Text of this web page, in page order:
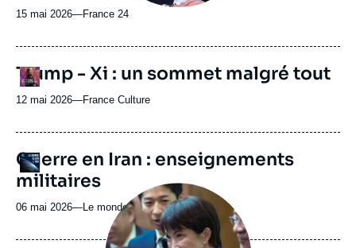
15 mai 2026—Nom
journal,
ou
émission
France 24
Logo
URL
de
Spotify
Trump - Xi : un sommet malgré tout
12 mai 2026—Nom
journal,
ou
émission
France Culture
Logo
URL
de
Spotify
Guerre en Iran : enseignements
militaires
06 mai 2026—Nom
journal,
Le monde selon l'Ifri
principale
médiatique